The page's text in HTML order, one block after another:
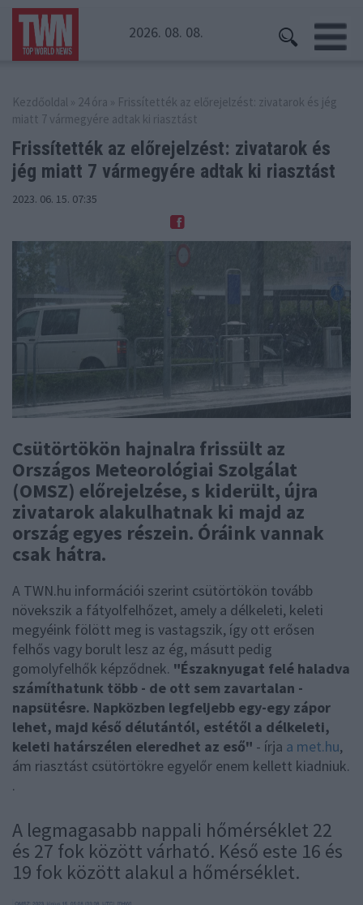
2026. 08. 08.
Kezdőoldal » 24 óra » Frissítették az előrejelzést: zivatarok és jég
miatt 7 vármegyére adtak ki riasztást
Frissítették az előrejelzést: zivatarok és
jég miatt 7 vármegyére adtak ki riasztást
2023. 06. 15. 07:35
Csütörtökön hajnalra frissült az
Országos Meteorológiai Szolgálat
(OMSZ) előrejelzése, s kiderült, újra
zivatarok alakulhatnak ki majd az
ország egyes részein. Óráink vannak
csak hátra.
A TWN.hu információi szerint csütörtökön tovább
növekszik a fátyolfelhőzet, amely a délkeleti, keleti
megyéink fölött meg is vastagszik, így ott erősen
felhős vagy borult lesz az ég, másutt pedig
gomolyfelhők képződnek. "Északnyugat felé haladva
számíthatunk több - de ott sem zavartalan -
napsütésre. Napközben legfeljebb egy-egy zápor
lehet, majd késő délutántól, estétől a délkeleti,
keleti határszélen eleredhet az eső" - írja a met.hu,
ám riasztást csütörtökre egyelőr enem kellett kiadniuk.
.
A legmagasabb nappali hőmérséklet 22
és 27 fok között várható. Késő este 16 és
19 fok között alakul a hőmérséklet.